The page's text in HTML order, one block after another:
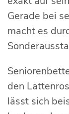
Gerade bei
macht es
den
lässt sich